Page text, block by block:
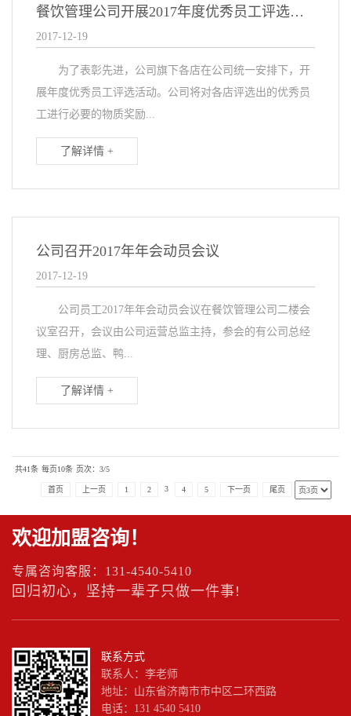
餐饮管理公司开展2017年度优秀员工评选活动
2017-12-19
为了表彰先进，公司旗下各店在公司统一安排下，开
展年度优秀员工评选活动。公司将对各店评选出的优秀员
工进行必要的物质奖励...
了解详情 +
公司召开2017年年会动员会议
2017-12-19
公司员工2017年年会动员会议在餐饮管理公司二楼会
议室召开，会议由公司运营总监主持，参会的有公司总经
理、厨房总监、鸭...
了解详情 +
共41条 每页10条 页次：3/5
首页 上一页 1 2 3 4 5 下一页 尾页
欢迎加盟咨询！
专属咨询客服：131-4540-5410
回归初心，坚持一辈子只做一件事!
联系方式
联系人：李老师
地址：山东省济南市市中区二环西路
电话：131 4540 5410